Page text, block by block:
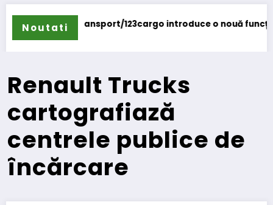
Noutati
123cargo introduce o nouă funcționalitateDaimler Truck
Renault Trucks
cartografiază
centrele publice de
încărcare